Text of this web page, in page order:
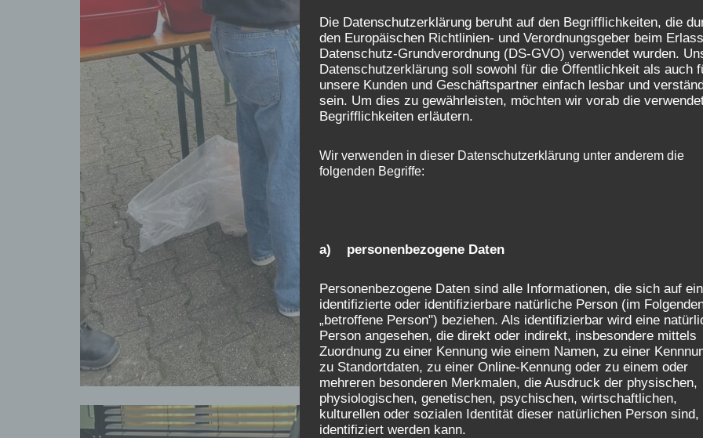
Die Datenschutzerklärung beruht auf den Begrifflichkeiten, die
den Europäischen Richtlinien- und Verordnungsgeber beim
Datenschutz-Grundverordnung (DS-GVO) verwendet wurden.
Datenschutzerklärung soll sowohl für die Öffentlichkeit als auch
unsere Kunden und Geschäftspartner einfach lesbar und
sein. Um dies zu gewährleisten, möchten wir vorab die
Begrifflichkeiten erläutern.
Wir verwenden in dieser Datenschutzerklärung unter anderem die
folgenden Begriffe:
a) personenbezogene Daten
Personenbezogene Daten sind alle Informationen, die sich auf
identifizierte oder identifizierbare natürliche Person (im
„betroffene Person") beziehen. Als identifizierbar wird eine
Person angesehen, die direkt oder indirekt, insbesondere mittels
Zuordnung zu einer Kennung wie einem Namen, zu einer
zu Standortdaten, zu einer Online-Kennung oder zu einem oder
mehreren besonderen Merkmalen, die Ausdruck der physischen,
physiologischen, genetischen, psychischen, wirtschaftlichen,
kulturellen oder sozialen Identität dieser natürlichen Person sind,
identifiziert werden kann.